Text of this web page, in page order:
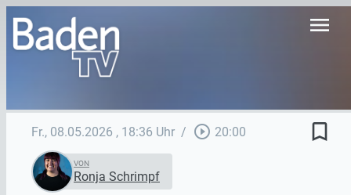
menu
Fr., 08.05.2026 , 18:36 Uhr / play_circle_outline 20:00 bookmark_border
VON
Ronja Schrimpf